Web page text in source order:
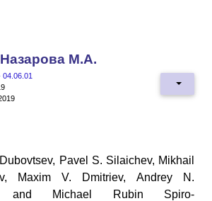
М.А.
04.06.01
Pavel S. Silaichev, Mikhail
Maxim V. Dmitriev, Аndrey N.
and Michael Rubin Spiro-